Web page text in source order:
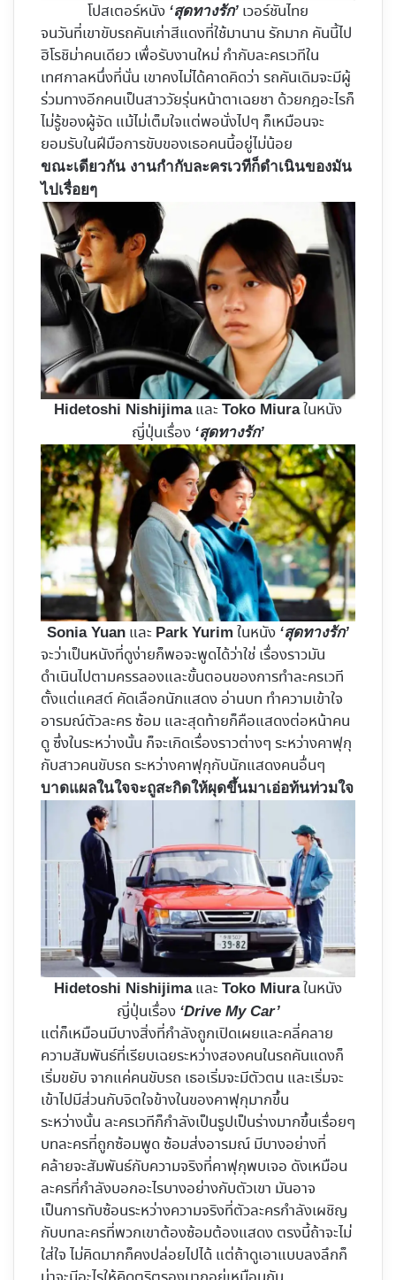
โปสเตอร์หนัง ‘สุดทางรัก’ เวอร์ชันไทย
จนวันที่เขาขับรถคันเก่าสีแดงที่ใช้มานาน รักมาก คันนี้ไป
ฮิโรชิม่าคนเดียว เพื่อรับงานใหม่ กำกับละครเวทีใน
เทศกาลหนึ่งที่นั่น เขาคงไม่ได้คาดคิดว่า รถคันเดิมจะมีผู้
ร่วมทางอีกคนเป็นสาววัยรุ่นหน้าตาเฉยชา ด้วยกฎอะไรก็
ไม่รู้ของผู้จัด แม้ไม่เต็มใจแต่พอนั่งไปๆ ก็เหมือนจะ
ยอมรับในฝีมือการขับของเธอคนนี้อยู่ไม่น้อย
ขณะเดียวกัน งานกำกับละครเวทีก็ดำเนินของมัน
ไปเรื่อยๆ
Hidetoshi Nishijimaและ Toko Miuraในหนัง
ญี่ปุ่นเรื่อง ‘สุดทางรัก’
Sonia Yuan และ Park Yurim ในหนัง ‘สุดทางรัก’
จะว่าเป็นหนังที่ดูง่ายก็พอจะพูดได้ว่าใช่ เรื่องราวมัน
ดำเนินไปตามครรลองและขั้นตอนของการทำละครเวที
ตั้งแต่แคสต์ คัดเลือกนักแสดง อ่านบท ทำความเข้าใจ
อารมณ์ตัวละคร ซ้อม และสุดท้ายก็คือแสดงต่อหน้าคน
ดู ซึ่งในระหว่างนั้น ก็จะเกิดเรื่องราวต่างๆ ระหว่างคาฟุกุ
กับสาวคนขับรถ ระหว่างคาฟุกุกับนักแสดงคนอื่นๆ
บาดแผลในใจจะถูสะกิดให้ผุดขึ้นมาเอ่อท้นท่วมใจ
Hidetoshi Nishijimaและ Toko Miuraในหนัง
ญี่ปุ่นเรื่อง ‘Drive My Car’
แต่ก็เหมือนมีบางสิ่งที่กำลังถูกเปิดเผยและคลี่คลาย
ความสัมพันธ์ที่เรียบเฉยระหว่างสองคนในรถคันแดงก็
เริ่มขยับ จากแค่คนขับรถ เธอเริ่มจะมีตัวตน และเริ่มจะ
เข้าไปมีส่วนกับจิตใจข้างในของคาฟุกุมากขึ้น
ระหว่างนั้น ละครเวทีก็กำลังเป็นรูปเป็นร่างมากขึ้นเรื่อยๆ
บทละครที่ถูกซ้อมพูด ซ้อมส่งอารมณ์ มีบางอย่างที่
คล้ายจะสัมพันธ์กับความจริงที่คาฟุกุพบเจอ ดังเหมือน
ละครที่กำลังบอกอะไรบางอย่างกับตัวเขา มันอาจ
เป็นการทับซ้อนระหว่างความจริงที่ตัวละครกำลังเผชิญ
กับบทละครที่พวกเขาต้องซ้อมต้องแสดง ตรงนี้ถ้าจะไม่
ใส่ใจ ไม่คิดมากก็คงปล่อยไปได้ แต่ถ้าดูเอาแบบลงลึกก็